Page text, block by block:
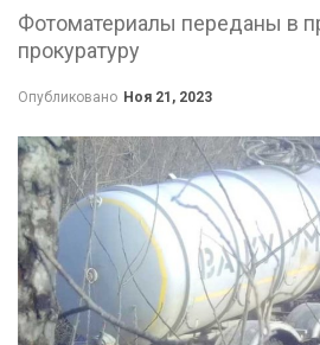
Фотоматериалы переданы в
прокуратуру
Опубликовано Ноя 21, 2023